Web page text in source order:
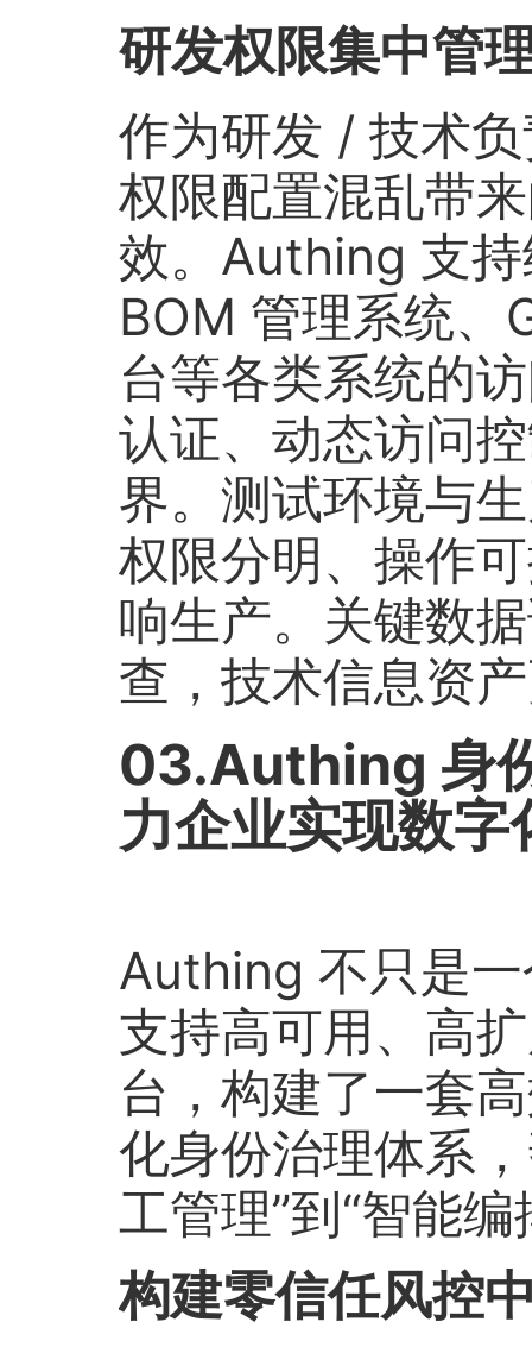
研发权限集中管
作为研发 / 技术
权限配置混乱带
效。Authing 支
BOM 管理系统、
台等各类系统的
认证、动态访问
界。测试环境与
权限分明、操作
响生产。关键数
查，技术信息资
03.Authing 身
力企业实现数字
Authing 不只是
支持高可用、高
台，构建了一套
化身份治理体系
工管理”到“智能
构建零信任风控